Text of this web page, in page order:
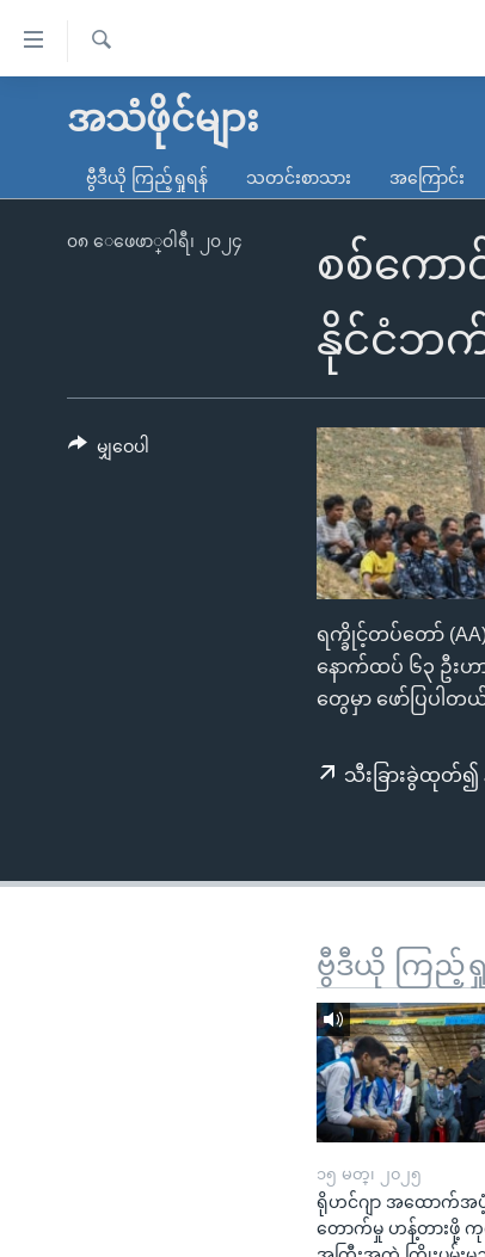
လွယ်ကူ
သည့်
မူလစာမျက်နှာ
ကမ္ဘာ့သတင်းများ
နိုင်ငံတကာ
မကြေးမုံရဲ့ အင်္ဂလိပ်စာ
ရေဒီယို
ရေဒီယိုနှင့်ရုပ်သံ အချက်အလက်များ
ရ
အသံဖိုင်များ
ဗွီဒီယို ကြည့်ရှုရန် သတင်းစာသား အကြောင်း
စစ်ကော
နိုင်ငံဘ
၀၈ ေဖေဖာ္၀ါရီ၊ ၂၀၂၄
ရက္ခိုင့်တပ်တော်
နောက်ထပ် ၆၃ ဦး
တွေမှာ ဖော်ပြပါတ
သီးခြားခွဲထုတ်၍
မျှဝေပါ
ဗွီဒီယို ကြည့်
၁၅ မတ္၊ ၂၀၂၅
ရိုဟင်ဂျာ အထောက်အ
တောက်မှု ဟန့်တားဖို့